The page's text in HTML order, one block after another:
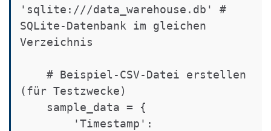
'sqlite:///data_warehouse.db' #
SQLite-Datenbank im gleichen
Verzeichnis
(für Testzwecke)